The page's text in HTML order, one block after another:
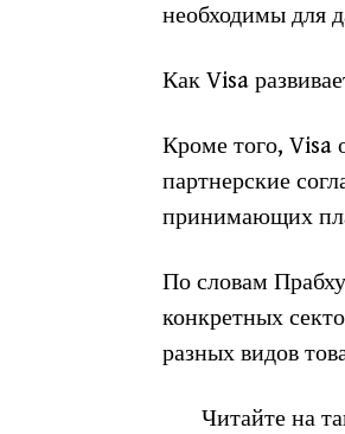
необходимы для
Как Visa
Кроме того, Visa
партнерские
принимающих
По словам
конкретных
разных видов
Читайте на